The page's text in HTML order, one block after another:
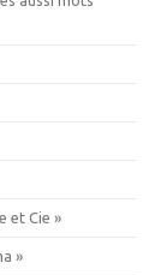
et Cie »
»